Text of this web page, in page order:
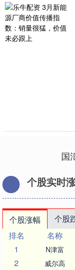
国
个股实时
个股涨幅 个股
排名
名称
1
N津富
2 威尔高